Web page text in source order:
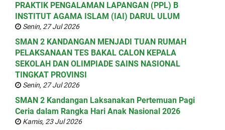
PRAKTIK PENGALAMAN LAPANGAN (PPL) B
INSTITUT AGAMA ISLAM (IAI) DARUL ULUM
Senin, 27 Jul 2026
SMAN 2 KANDANGAN MENJADI TUAN RUMAH
PELAKSANAAN TES BAKAL CALON KEPALA
SEKOLAH DAN OLIMPIADE SAINS NASIONAL
TINGKAT PROVINSI
Senin, 27 Jul 2026
SMAN 2 Kandangan Laksanakan Pertemuan Pagi
Ceria dalam Rangka Hari Anak Nasional 2026
Kamis, 23 Jul 2026